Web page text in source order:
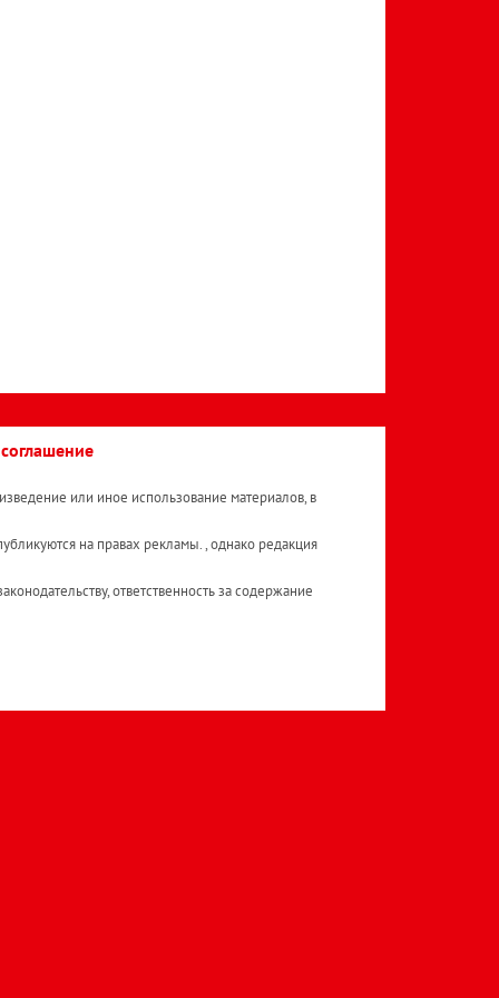
или иное использование материалов, в
на правах рекламы. , однако редакция
ответственность за содержание